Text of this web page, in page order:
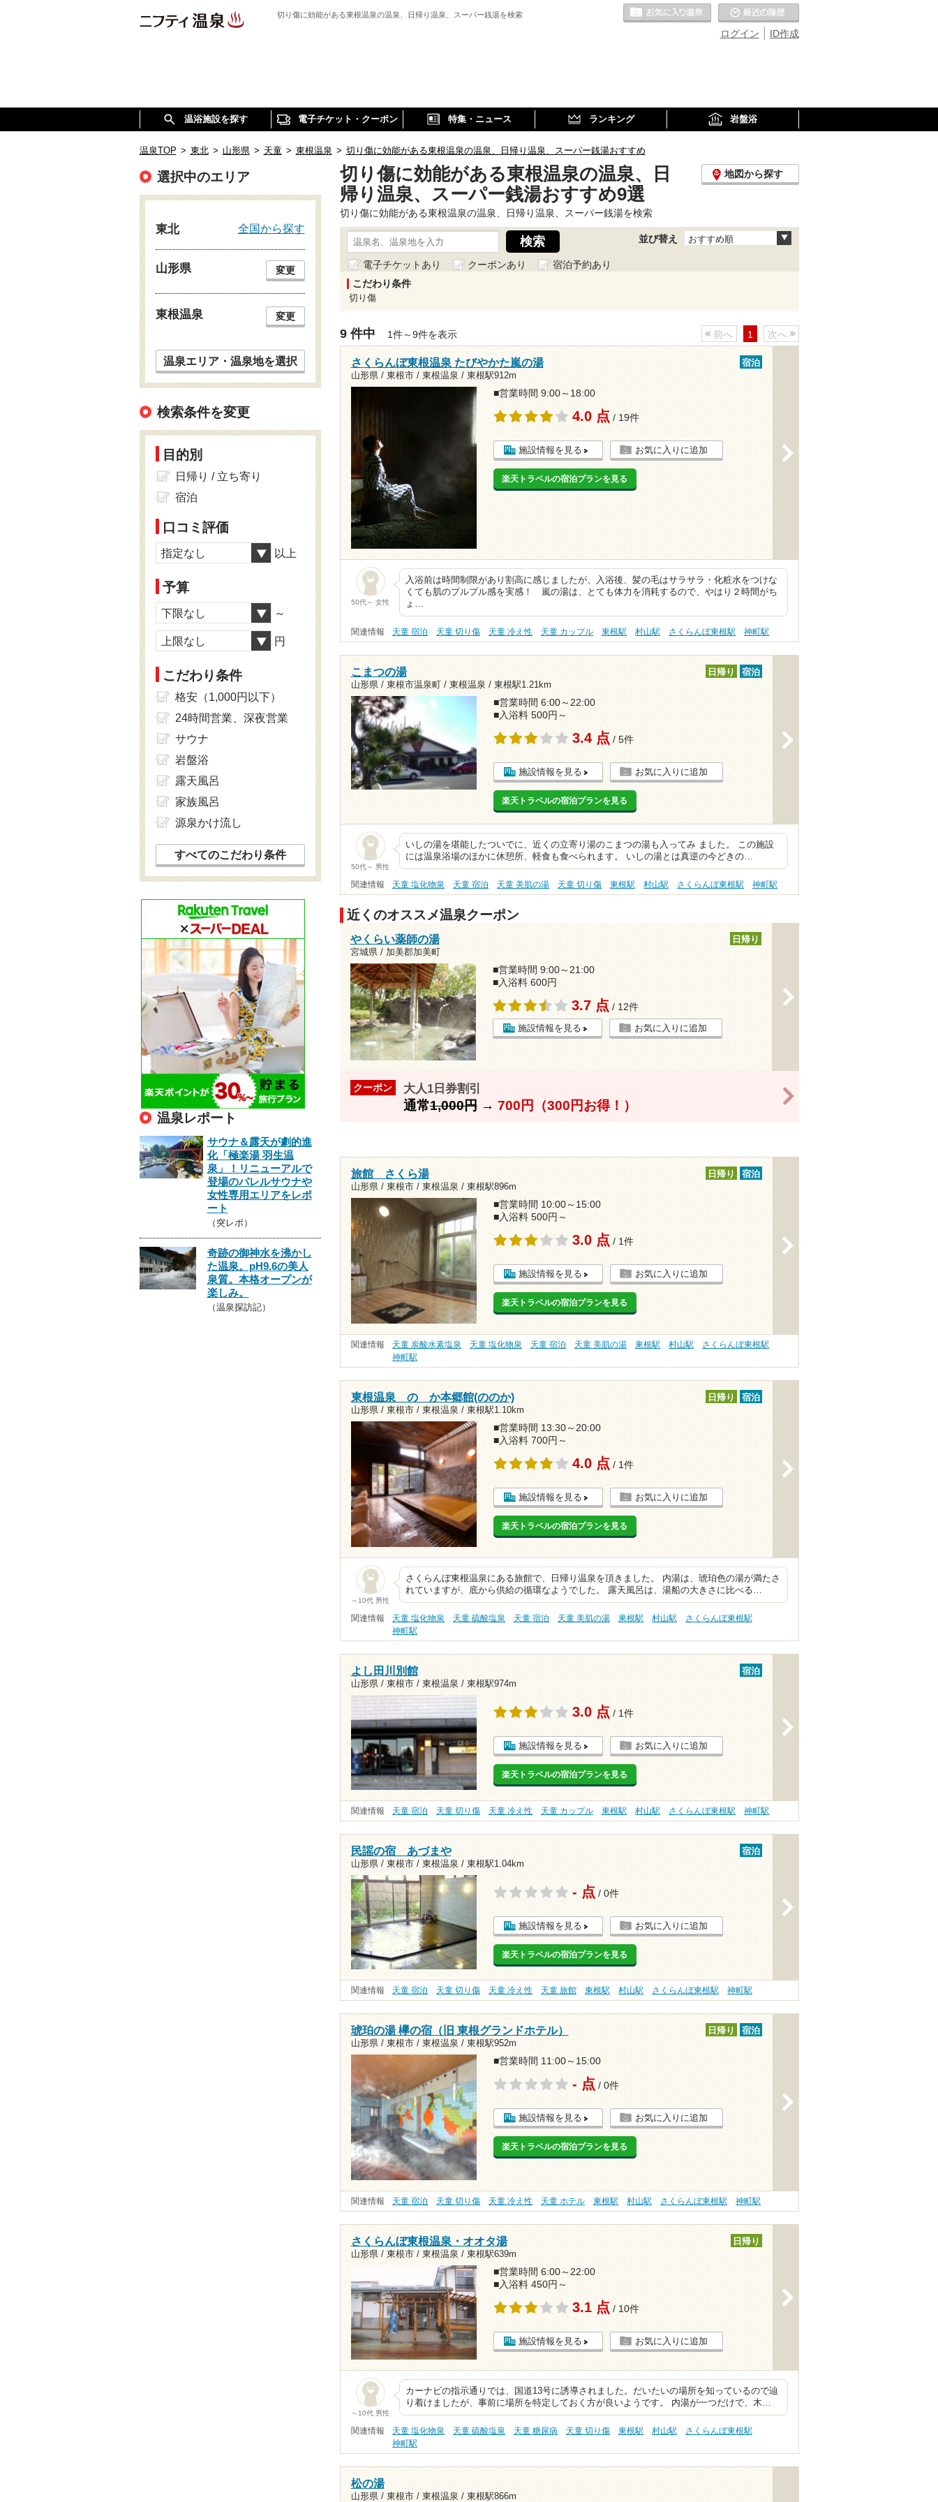
切り傷に効能がある東根温泉の温泉、日帰り温泉、スーパー銭湯を検索
ID作成
ログイン
お気に入りの温泉
温浴施設を探す 電子チケット・クーポン 特集・ニュース ランキング 岩盤浴
温泉TOP > 東北 > 山形県 > 天童 > 東根温泉 > 切り傷に効能がある東根温泉の温泉、日帰り温泉、スーパー銭湯おすすめ
切り傷に効能がある東根温泉の温泉、日
帰り温泉、スーパー銭湯おすすめ9選
地図から探す
切り傷に効能がある東根温泉の温泉、日帰り温泉、スーパー銭湯を検索
並び替え おすすめ順
電子チケットあり クーポンあり
宿泊予約あり
こだわり条件
切り傷
9 件中 1件～9件を表示 前へ 1 次へ
さくらんぼ東根温泉 たびやかた嵐の湯
山形県 / 東根市 / 東根温泉 / 東根駅912m
宿泊
■営業時間 9:00～18:00
4.0 点 / 19件
施設情報を見る お気に入りに追加
楽天トラベルの宿泊プランを見る
50代～ 女性
入浴前は時間制限があり割高に感じましたが、入浴後、髪の毛はサラサラ・化粧水をつけな
くても肌のプルプル感を実感！ 嵐の湯は、とても体力を消耗するので、やはり２時間がち
ょ…
関連情報 天童 宿泊 天童 切り傷 天童 冷え性 天童 カップル 東根駅 村山駅 さくらんぼ東根駅 神町駅
こまつの湯
山形県 / 東根市温泉町 / 東根温泉 / 東根駅1.21km
日帰り 宿泊
■営業時間 6:00～22:00
■入浴料 500円～
3.4 点 / 5件
施設情報を見る お気に入りに追加
楽天トラベルの宿泊プランを見る
50代～ 男性
いしの湯を堪能したついでに、近くの立寄り湯のこまつの湯も入ってみ ました。 この施設
には温泉浴場のほかに休憩所、軽食も食べられます。 いしの湯とは真逆の今どきの…
関連情報 天童 塩化物泉 天童 宿泊 天童 美肌の湯 天童 切り傷 東根駅 村山駅 さくらんぼ東根駅 神町駅
近くのオススメ温泉クーポン
やくらい薬師の湯
宮城県 / 加美郡加美町
日帰り
■営業時間 9:00～21:00
■入浴料 600円
3.7 点 / 12件
施設情報を見る お気に入りに追加
クーポン 大人1日券割引
通常1,000円→ 700円（300円お得！）
>
旅館 さくら湯
山形県 / 東根市 / 東根温泉 / 東根駅896m
日帰り 宿泊
■営業時間 10:00～15:00
■入浴料 500円～
3.0 点 / 1件
施設情報を見る お気に入りに追加
楽天トラベルの宿泊プランを見る
関連情報 天童 炭酸水素塩泉 天童 塩化物泉 天童 宿泊 天童 美肌の湯 東根駅 村山駅
さくらんぼ東根駅
神町駅
東根温泉 のゝか本郷館(ののか)
山形県 / 東根市 / 東根温泉 / 東根駅1.10km
日帰り 宿泊
■営業時間 13:30～20:00
■入浴料 700円～
4.0 点 / 1件
施設情報を見る お気に入りに追加
楽天トラベルの宿泊プランを見る
～10代 男性
さくらんぼ東根温泉にある旅館で、日帰り温泉を頂きました。 内湯は、琥珀色の湯が満たさ
れていますが、底から供給の循環なようでした。 露天風呂は、湯船の大きさに比べる…
関連情報 天童 塩化物泉 天童 硫酸塩泉 天童 宿泊 天童 美肌の湯 東根駅 村山駅
さくらんぼ東根駅
神町駅
よし田川別館
山形県 / 東根市 / 東根温泉 / 東根駅974m
宿泊
3.0 点 / 1件
施設情報を見る お気に入りに追加
楽天トラベルの宿泊プランを見る
関連情報 天童 宿泊 天童 切り傷 天童 冷え性 天童 カップル 東根駅 村山駅 さくらんぼ東根駅 神町駅
民謡の宿 あづまや
山形県 / 東根市 / 東根温泉 / 東根駅1.04km
宿泊
- 点 / 0件
施設情報を見る お気に入りに追加
楽天トラベルの宿泊プランを見る
関連情報 天童 宿泊 天童 切り傷 天童 冷え性 天童 旅館 東根駅 村山駅 さくらんぼ東根駅 神町駅
琥珀の湯 欅の宿（旧 東根グランドホテル）
山形県 / 東根市 / 東根温泉 / 東根駅952m
日帰り 宿泊
■営業時間 11:00～15:00
- 点 / 0件
施設情報を見る お気に入りに追加
楽天トラベルの宿泊プランを見る
関連情報 天童 宿泊 天童 切り傷 天童 冷え性 天童 ホテル 東根駅 村山駅 さくらんぼ東根駅 神町駅
さくらんぼ東根温泉・オオタ湯
山形県 / 東根市 / 東根温泉 / 東根駅639m
日帰り
■営業時間 6:00～22:00
■入浴料 450円～
3.1 点 / 10件
施設情報を見る お気に入りに追加
～10代 男性
カーナビの指示通りでは、国道13号に誘導されました。だいたいの場所を知っているので辿
り着けましたが、事前に場所を特定しておく方が良いようです。 内湯が一つだけで、木…
関連情報 天童 塩化物泉 天童 硫酸塩泉 天童 糖尿病 天童 切り傷 東根駅 村山駅
さくらんぼ東根駅
神町駅
松の湯
山形県 / 東根市 / 東根温泉 / 東根駅866m
選択中のエリア
東北 全国から探す
山形県 変更
東根温泉 変更
温泉エリア・温泉地を選択
検索条件を変更
目的別
日帰り / 立ち寄り
宿泊
口コミ評価
指定なし 以上
予算
下限なし ～
上限なし 円
こだわり条件
格安（1,000円以下）
24時間営業、深夜営業
サウナ
岩盤浴
露天風呂
家族風呂
源泉かけ流し
すべてのこだわり条件
温泉レポート
サウナ＆露天が劇的進
化「極楽湯 羽生温
泉」！リニューアルで
登場のバレルサウナや
女性専用エリアをレポ
ート
（突レポ）
奇跡の御神水を沸かし
た温泉。pH9.6の美人
泉質。本格オープンが
楽しみ。
（温泉探訪記）